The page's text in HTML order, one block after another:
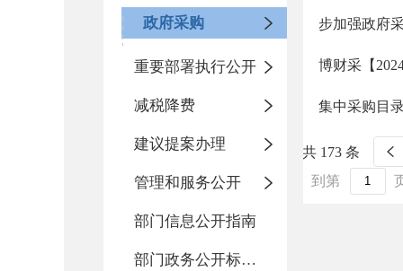
政府采购
重要部署执行公开
减税降费
建议提案办理
管理和服务公开
部门信息公开指南
部门政务公开标准化目录
步加强政府
博财采【
集中采购目
共 173 条
到第